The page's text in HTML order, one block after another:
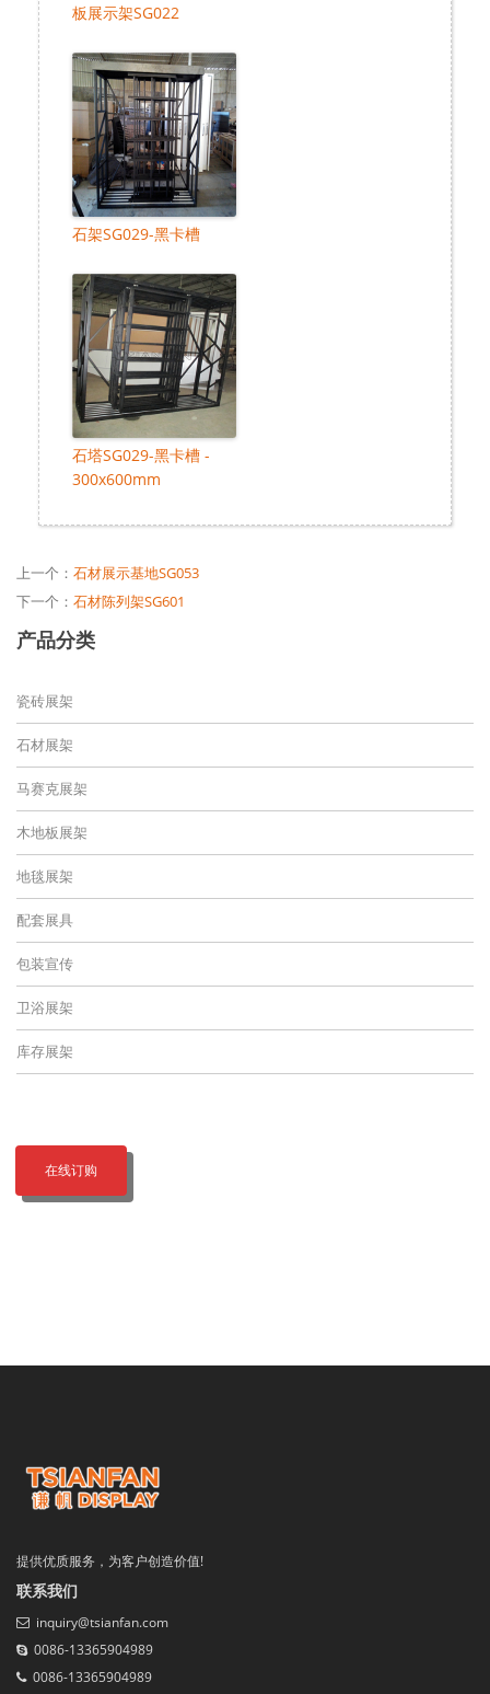
板展示架SG022
石架SG029-黑卡槽
石塔SG029-黑卡槽 -
300x600mm
上一个： 石材展示基地SG053
下一个： 石材陈列架SG601
产品分类
瓷砖展架
石材展架
马赛克展架
木地板展架
地毯展架
配套展具
包装宣传
卫浴展架
库存展架
在线订购
提供优质服务，为客户创造价值!
联系我们
inquiry@tsianfan.com
0086-13365904989
0086-13365904989